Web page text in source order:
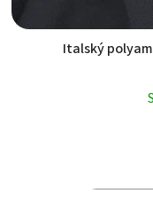
Italský